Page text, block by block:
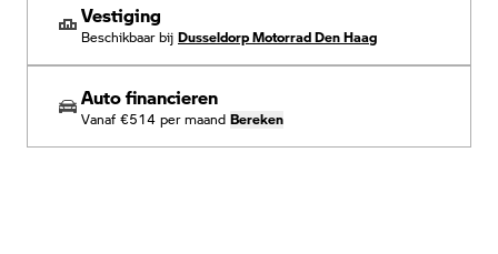
Vestiging
Beschikbaar bij Dusseldorp Motorrad Den Haag
Auto financieren
Vanaf €514 per maand Bereken